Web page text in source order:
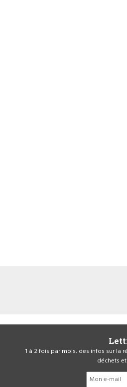
1 à 2 fois par mois, des infos sur la
déchets